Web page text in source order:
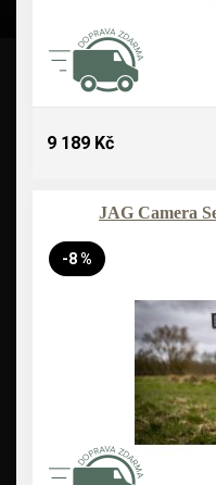
9 189 Kč
JAG Camera
-8 %